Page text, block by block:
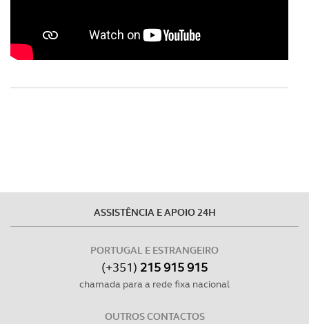
Realçamos que o bloqueio de certo tipo de Cookies e
tecnologias similares pode ter impacto na sua
experiência de navegação no Website e nos serviços
ASSISTÊNCIA E APOIO 24H
PORTUGAL E ESTRANGEIRO
(+351) 215 915 915
chamada para a rede fixa nacional
OUTROS CONTACTOS